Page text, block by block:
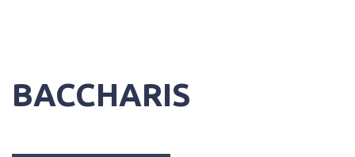
BACCHARIS